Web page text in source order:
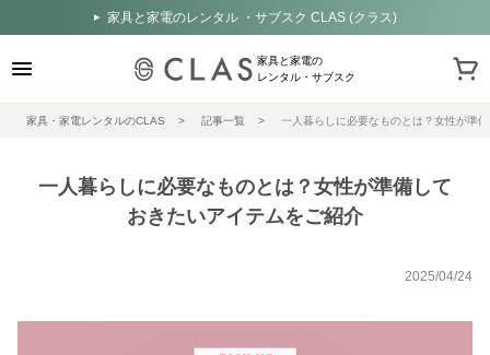
家具と家電のレンタル ・サブスク CLAS (クラス)
家具と家電の
レンタル・サブスク
家具・家電レンタルのCLAS 記事一覧 一人暮らしに必要なものとは？女性が準
一人暮らしに必要なものとは？女性が準備して
おきたいアイテムをご紹介
2025/04/24